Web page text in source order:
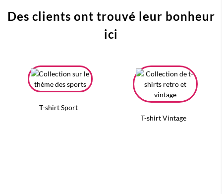
Des clients ont trouvé leur bonheur
ici
T-shirt Sport
T-shirt Vintage